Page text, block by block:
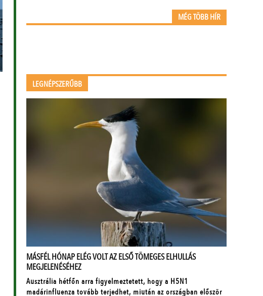
MÉG TÖBB HÍR
LEGNÉPSZERŰBB